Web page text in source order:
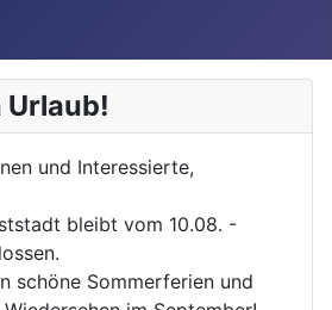
Urlaub!
und Interessierte,
bleibt vom 10.08. -
schöne Sommerferien und